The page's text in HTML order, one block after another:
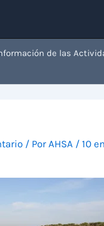
de las
/ Por AHSA /10